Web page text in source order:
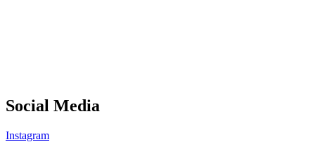
Social Media
Instagram